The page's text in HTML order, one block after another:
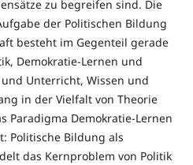
zu begreifen sind. Die
der Politischen Bildung
besteht im Gegenteil gerade
Demokratie-Lernen und
Unterricht, Wissen und
in der Vielfalt von Theorie
Paradigma Demokratie-Lernen
Politische Bildung als
das Kernproblem von Politik